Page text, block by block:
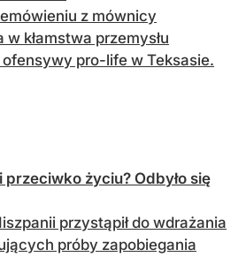
z mównicy
kłamstwa przemysłu
pro-life w Teksasie.
życiu? Odbyło się
przystąpił do wdrażania
próby zapobiegania